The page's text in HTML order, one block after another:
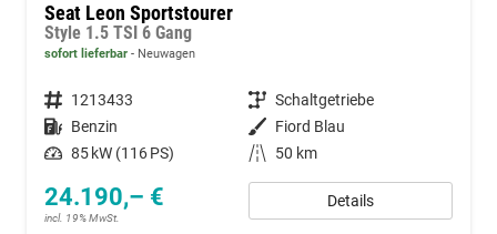
Seat Leon Sportstourer
Style 1.5 TSI 6 Gang
sofort lieferbar Neuwagen
Fahrzeugnummer 1213433 Getriebe Schaltgetriebe
Kraftstoff Benzin Außenfarbe Fiord Blau
Leistung 85 kW (116 PS) Kilometerstand 50 km
24.190,– €
incl. 19% MwSt.
Details